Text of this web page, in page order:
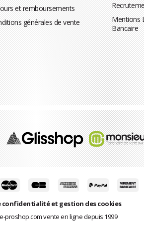
et remboursements
générales de vente
Mentions
Bancaire
confidentialité et gestion des cookies
proshop.com vente en ligne depuis 1999